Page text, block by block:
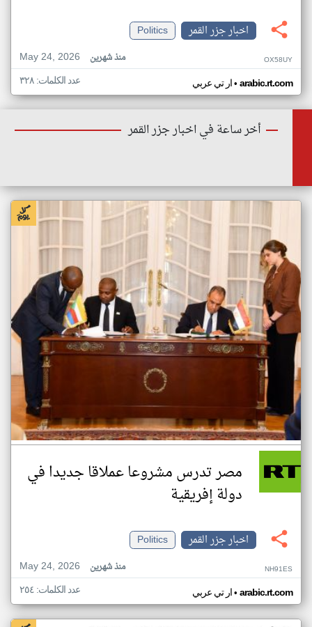
اخبار جزر القمر
Politics
May 24, 2026
منذ شهرين OX58UY
ار تي عربي• arabic.rt.com عدد الكلمات: ٣٢٨
أخر ساعة في اخبار جزر القمر
مصر تدرس مشروعا عملاقا جديدا في
دولة إفريقية
اخبار جزر القمر
Politics
May 24, 2026
منذ شهرين NH91ES
ار تي عربي• arabic.rt.com عدد الكلمات: ٢٥٤